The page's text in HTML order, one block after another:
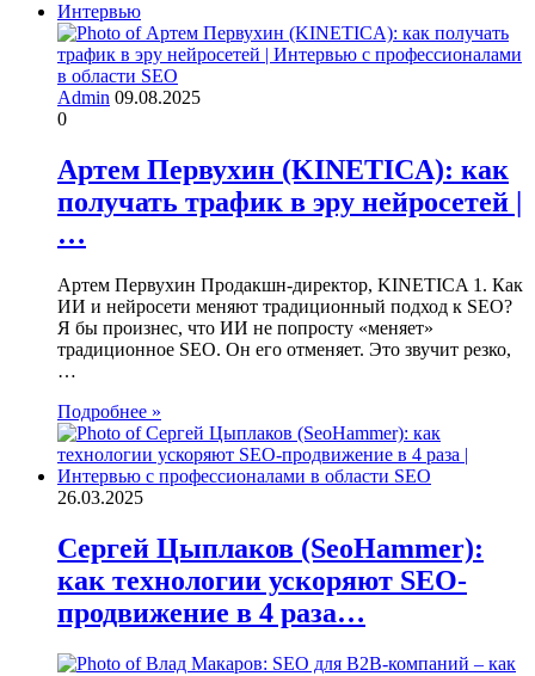
Интервью
Admin 09.08.2025
0
Артем Первухин (KINETICA): как
получать трафик в эру нейросетей |
…
Артем Первухин Продакшн-директор, KINETICA 1. Как
ИИ и нейросети меняют традиционный подход к SEO?
Я бы произнес, что ИИ не попросту «меняет»
традиционное SEO. Он его отменяет. Это звучит резко,
…
Подробнее »
26.03.2025
Сергей Цыплаков (SeoHammer):
как технологии ускоряют SEO-
продвижение в 4 раза…